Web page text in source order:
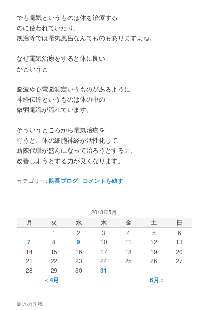
でも電気というものは体を治療する
のに使われていたり、
銭湯等では電気風呂なんてものもありますよね。
なぜ電気治療をすると体に良い
かというと
脳波や心電図測定いうものがあるように
神経伝達というものは体の中の
微弱電流が流れています。
そういうところから電気治療を
行うと、体の細胞神経が活性化して
新陳代謝が盛んになって治ろうとする力、
改善しようとする力が良くなります。
カテゴリー:院長ブログ | コメントを残す
2018年5月
月 火 水 木 金 土 日
1 2 3 4 5 6
7 8 9 10 11 12
13
14
15 16 17 18 19
20
21
22 23 24 25 26
27
28
29 30
31
« 4月
6月 »
最近の投稿